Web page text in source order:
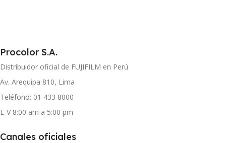
Procolor S.A.
Distribuidor oficial de FUJIFILM en Perú
Av. Arequipa 810, Lima
Teléfono: 01 433 8000
L-V 8:00 am a 5:00 pm
Canales oficiales